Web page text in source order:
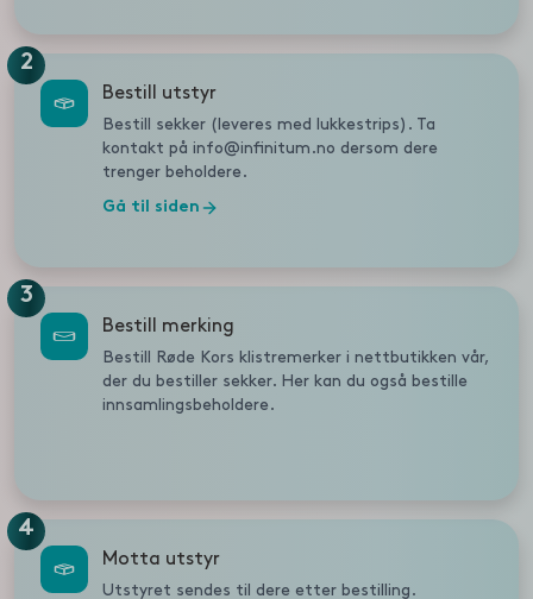
2
Bestill utstyr
Bestill sekker (leveres med lukkestrips). Ta
kontakt på info@infinitum.no dersom dere
trenger beholdere.
Gå til siden
3
Bestill merking
Bestill Røde Kors klistremerker i nettbutikken vår,
der du bestiller sekker. Her kan du også bestille
innsamlingsbeholdere.
4
Motta utstyr
Utstyret sendes til dere etter bestilling.